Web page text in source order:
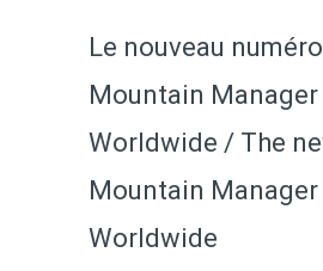
Le nouveau
Mountain Manager
Worldwide / The
Mountain Manager
Worldwide